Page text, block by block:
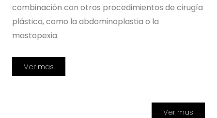
combinación con otros procedimientos de cirugía
plástica, como la abdominoplastia o la
mastopexia.
Ver mas
Ver mas